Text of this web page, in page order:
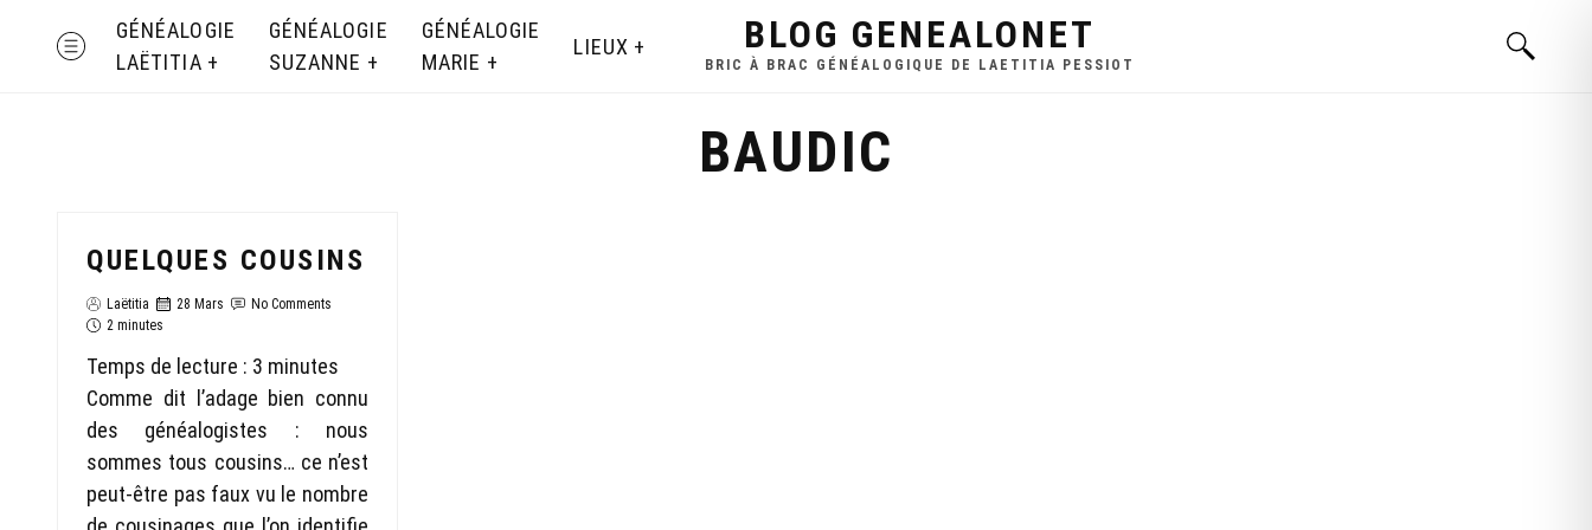
MENU
GÉNÉALOGIE
LAËTITIA
GÉNÉALOGIE
SUZANNE
GÉNÉALOGIE
MARIE
LIEUX BLOG GENEALONET
BRIC À BRAC GÉNÉALOGIQUE DE LAETITIA PESSIOT
BAUDIC
QUELQUES COUSINS
Laëtitia 28 Mars
No Comments
2 minutes
Temps de lecture : 3 minutes
Comme dit l’adage bien connu
des généalogistes : nous
sommes tous cousins… ce n’est
peut-être pas faux vu le nombre